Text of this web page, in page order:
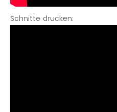
Schnitte drucken: